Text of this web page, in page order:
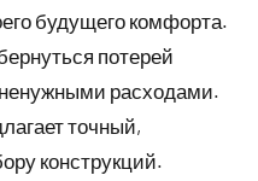
будущего комфорта.
потерей
расходами.
точный,
конструкций.